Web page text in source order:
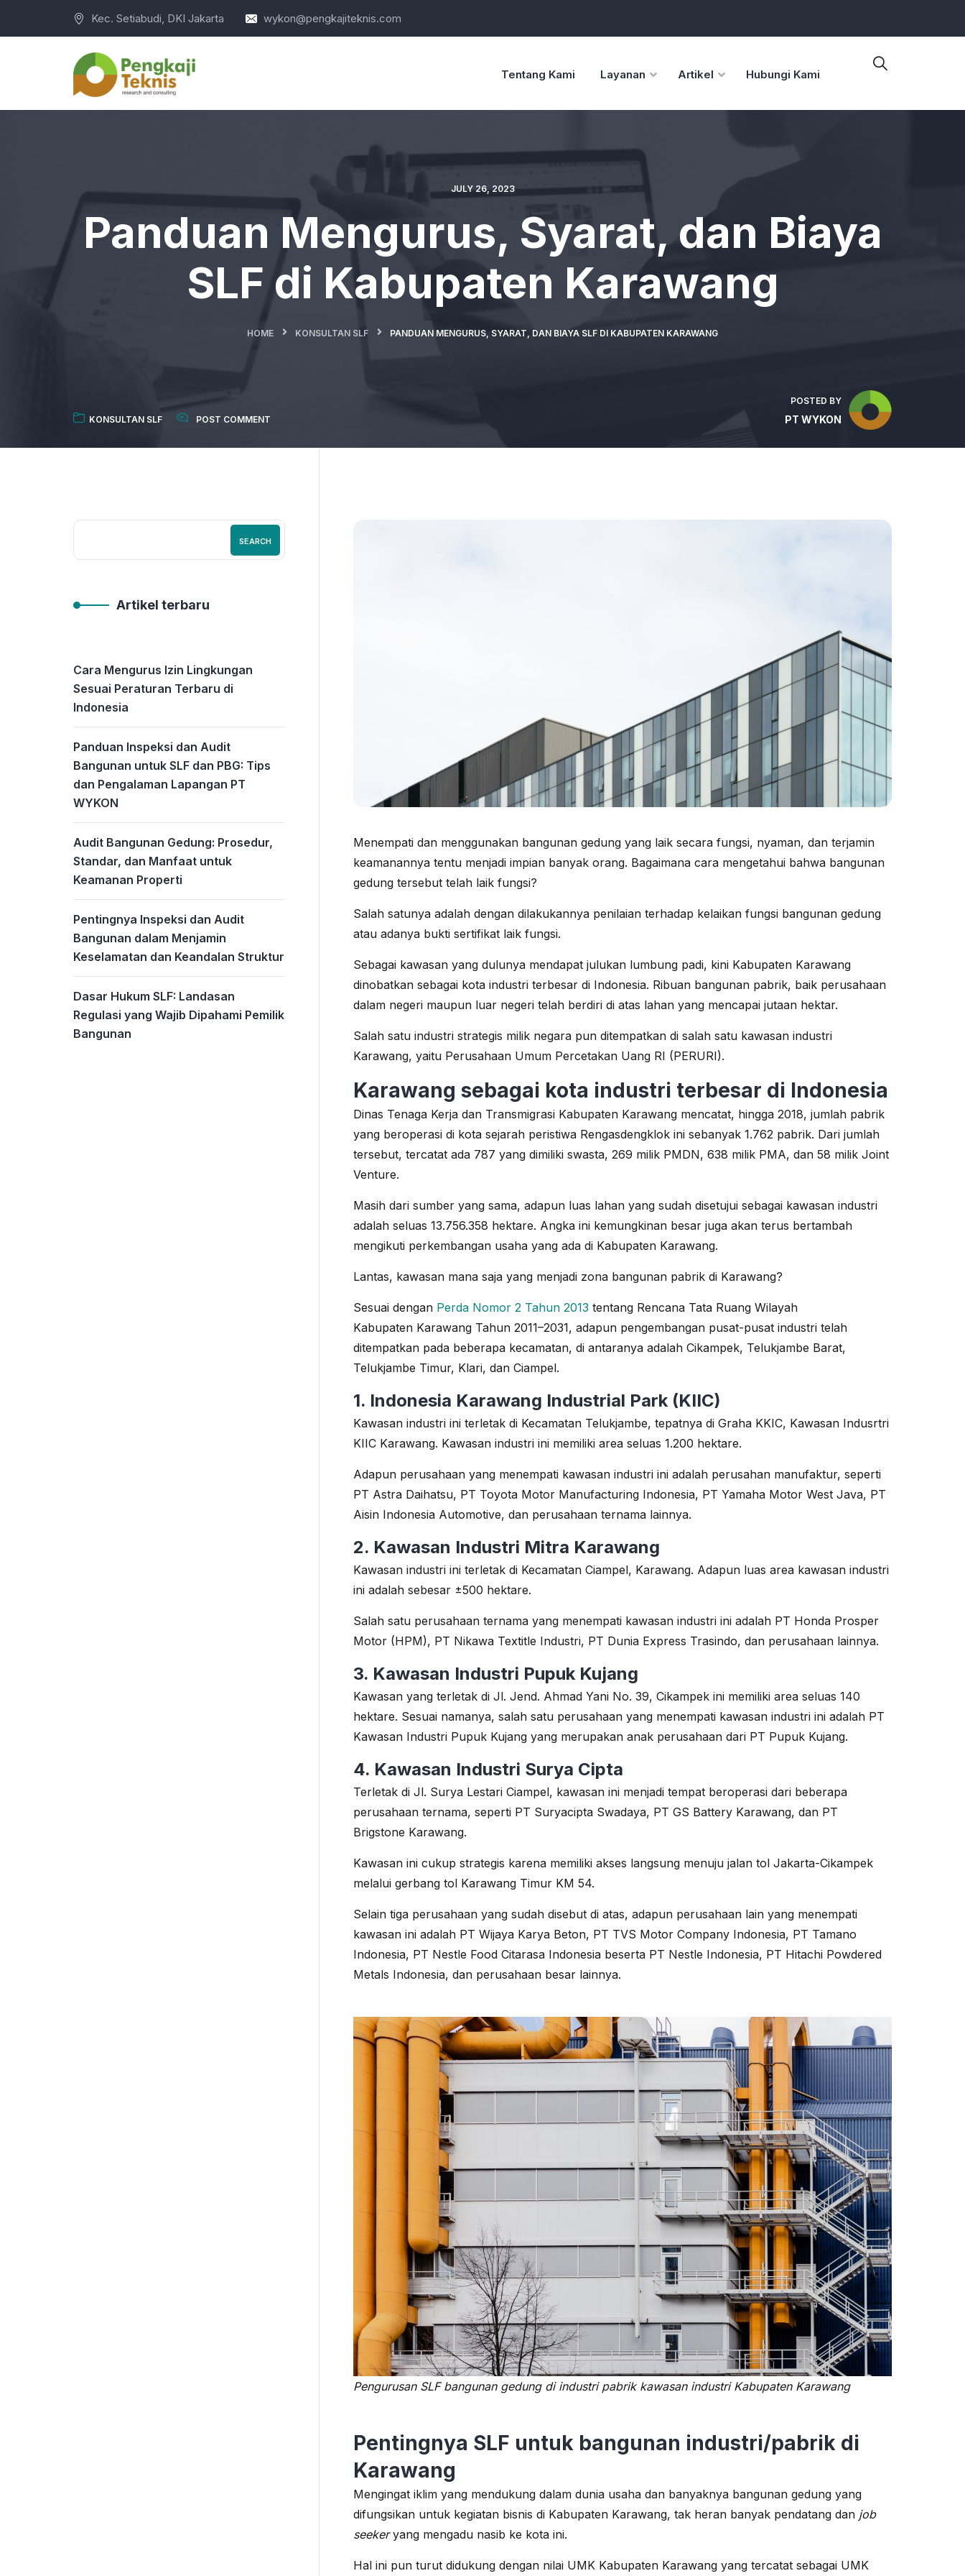
Kec. Setiabudi, DKI Jakarta wykon@pengkajiteknis.com
Tentang Kami Layanan Artikel Hubungi Kami
JULY 26, 2023
Panduan Mengurus, Syarat, dan Biaya
SLF di Kabupaten Karawang
HOME KONSULTAN SLF PANDUAN MENGURUS, SYARAT, DAN BIAYA SLF DI KABUPATEN KARAWANG
KONSULTAN SLF POST COMMENT
POSTED BY
PT WYKON
Menempati dan menggunakan bangunan gedung yang laik secara fungsi, nyaman, dan terjamin
keamanannya tentu menjadi impian banyak orang. Bagaimana cara mengetahui bahwa bangunan
gedung tersebut telah laik fungsi?
Salah satunya adalah dengan dilakukannya penilaian terhadap kelaikan fungsi bangunan gedung
atau adanya bukti sertifikat laik fungsi.
Sebagai kawasan yang dulunya mendapat julukan lumbung padi, kini Kabupaten Karawang
dinobatkan sebagai kota industri terbesar di Indonesia. Ribuan bangunan pabrik, baik perusahaan
dalam negeri maupun luar negeri telah berdiri di atas lahan yang mencapai jutaan hektar.
Salah satu industri strategis milik negara pun ditempatkan di salah satu kawasan industri
Karawang, yaitu Perusahaan Umum Percetakan Uang RI (PERURI).
Karawang sebagai kota industri terbesar di Indonesia
Dinas Tenaga Kerja dan Transmigrasi Kabupaten Karawang mencatat, hingga 2018, jumlah pabrik
yang beroperasi di kota sejarah peristiwa Rengasdengklok ini sebanyak 1.762 pabrik. Dari jumlah
tersebut, tercatat ada 787 yang dimiliki swasta, 269 milik PMDN, 638 milik PMA, dan 58 milik Joint
Venture.
Masih dari sumber yang sama, adapun luas lahan yang sudah disetujui sebagai kawasan industri
adalah seluas 13.756.358 hektare. Angka ini kemungkinan besar juga akan terus bertambah
mengikuti perkembangan usaha yang ada di Kabupaten Karawang.
Lantas, kawasan mana saja yang menjadi zona bangunan pabrik di Karawang?
Sesuai dengan Perda Nomor 2 Tahun 2013 tentang Rencana Tata Ruang Wilayah
Kabupaten Karawang Tahun 2011–2031, adapun pengembangan pusat-pusat industri telah
ditempatkan pada beberapa kecamatan, di antaranya adalah Cikampek, Telukjambe Barat,
Telukjambe Timur, Klari, dan Ciampel.
1. Indonesia Karawang Industrial Park (KIIC)
Kawasan industri ini terletak di Kecamatan Telukjambe, tepatnya di Graha KKIC, Kawasan Indusrtri
KIIC Karawang. Kawasan industri ini memiliki area seluas 1.200 hektare.
Adapun perusahaan yang menempati kawasan industri ini adalah perusahan manufaktur, seperti
PT Astra Daihatsu, PT Toyota Motor Manufacturing Indonesia, PT Yamaha Motor West Java, PT
Aisin Indonesia Automotive, dan perusahaan ternama lainnya.
2. Kawasan Industri Mitra Karawang
Kawasan industri ini terletak di Kecamatan Ciampel, Karawang. Adapun luas area kawasan industri
ini adalah sebesar ±500 hektare.
Salah satu perusahaan ternama yang menempati kawasan industri ini adalah PT Honda Prosper
Motor (HPM), PT Nikawa Textitle Industri, PT Dunia Express Trasindo, dan perusahaan lainnya.
3. Kawasan Industri Pupuk Kujang
Kawasan yang terletak di Jl. Jend. Ahmad Yani No. 39, Cikampek ini memiliki area seluas 140
hektare. Sesuai namanya, salah satu perusahaan yang menempati kawasan industri ini adalah PT
Kawasan Industri Pupuk Kujang yang merupakan anak perusahaan dari PT Pupuk Kujang.
4. Kawasan Industri Surya Cipta
Terletak di Jl. Surya Lestari Ciampel, kawasan ini menjadi tempat beroperasi dari beberapa
perusahaan ternama, seperti PT Suryacipta Swadaya, PT GS Battery Karawang, dan PT
Brigstone Karawang.
Kawasan ini cukup strategis karena memiliki akses langsung menuju jalan tol Jakarta-Cikampek
melalui gerbang tol Karawang Timur KM 54.
Selain tiga perusahaan yang sudah disebut di atas, adapun perusahaan lain yang menempati
kawasan ini adalah PT Wijaya Karya Beton, PT TVS Motor Company Indonesia, PT Tamano
Indonesia, PT Nestle Food Citarasa Indonesia beserta PT Nestle Indonesia, PT Hitachi Powdered
Metals Indonesia, dan perusahaan besar lainnya.
Pengurusan SLF bangunan gedung di industri pabrik kawasan industri Kabupaten Karawang
Pentingnya SLF untuk bangunan industri/pabrik di
Karawang
Mengingat iklim yang mendukung dalam dunia usaha dan banyaknya bangunan gedung yang
difungsikan untuk kegiatan bisnis di Kabupaten Karawang, tak heran banyak pendatang dan job
seekeryang mengadu nasib ke kota ini.
Hal ini pun turut didukung dengan nilai UMK Kabupaten Karawang yang tercatat sebagai UMK
SEARCH
Artikel terbaru
Cara Mengurus Izin Lingkungan
Sesuai Peraturan Terbaru di
Indonesia
Panduan Inspeksi dan Audit
Bangunan untuk SLF dan PBG: Tips
dan Pengalaman Lapangan PT
WYKON
Audit Bangunan Gedung: Prosedur,
Standar, dan Manfaat untuk
Keamanan Properti
Pentingnya Inspeksi dan Audit
Bangunan dalam Menjamin
Keselamatan dan Keandalan Struktur
Dasar Hukum SLF: Landasan
Regulasi yang Wajib Dipahami Pemilik
Bangunan